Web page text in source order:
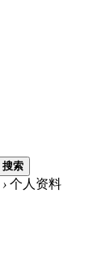
搜索
› 个人资料